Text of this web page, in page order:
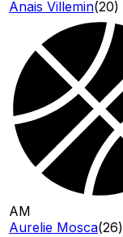
Anais Villemin(20)
AM
Aurelie Mosca(26)